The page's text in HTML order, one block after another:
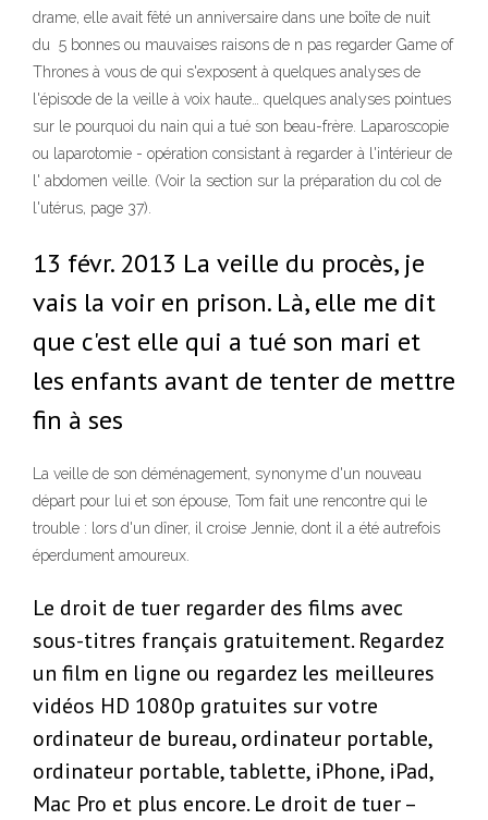
drame, elle avait fêté un anniversaire dans une boîte de nuit
du 5 bonnes ou mauvaises raisons de n pas regarder Game of
Thrones à vous de qui s'exposent à quelques analyses de
l'épisode de la veille à voix haute… quelques analyses pointues
sur le pourquoi du nain qui a tué son beau-frère. Laparoscopie
ou laparotomie - opération consistant à regarder à l'intérieur de
l' abdomen veille. (Voir la section sur la préparation du col de
l'utérus, page 37).
13 févr. 2013 La veille du procès, je
vais la voir en prison. Là, elle me dit
que c'est elle qui a tué son mari et
les enfants avant de tenter de mettre
fin à ses
La veille de son déménagement, synonyme d'un nouveau
départ pour lui et son épouse, Tom fait une rencontre qui le
trouble : lors d'un dîner, il croise Jennie, dont il a été autrefois
éperdument amoureux.
Le droit de tuer regarder des films avec
sous-titres français gratuitement. Regardez
un film en ligne ou regardez les meilleures
vidéos HD 1080p gratuites sur votre
ordinateur de bureau, ordinateur portable,
ordinateur portable, tablette, iPhone, iPad,
Mac Pro et plus encore. Le droit de tuer –